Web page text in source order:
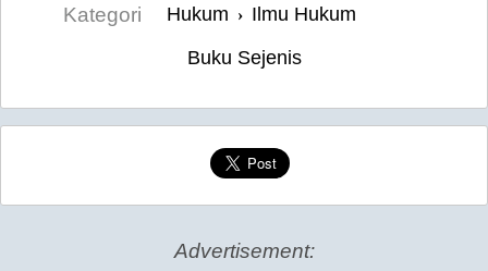
Kategori
Hukum › Ilmu Hukum
Buku Sejenis
Advertisement: